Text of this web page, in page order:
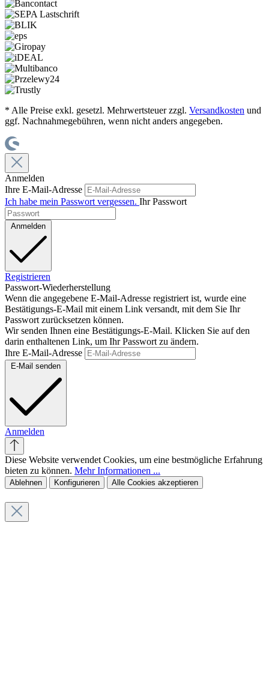
* Alle Preise exkl. gesetzl. Mehrwertsteuer zzgl. Versandkosten und
ggf. Nachnahmegebühren, wenn nicht anders angegeben.
Anmelden
Ihre E-Mail-Adresse
Ich habe mein Passwort vergessen. Ihr Passwort
Anmelden
Registrieren
Passwort-Wiederherstellung
Wenn die angegebene E-Mail-Adresse registriert ist, wurde eine
Bestätigungs-E-Mail mit einem Link versandt, mit dem Sie Ihr
Passwort zurücksetzen können.
Wir senden Ihnen eine Bestätigungs-E-Mail. Klicken Sie auf den
darin enthaltenen Link, um Ihr Passwort zu ändern.
Ihre E-Mail-Adresse
E-Mail senden
Anmelden
Diese Website verwendet Cookies, um eine bestmögliche Erfahrung
bieten zu können. Mehr Informationen ...
Ablehnen Konfigurieren Alle Cookies akzeptieren